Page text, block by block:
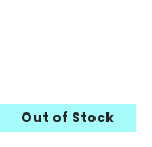
Out of Stock